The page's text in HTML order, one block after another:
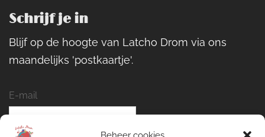
Schrijf je in
Blijf op de hoogte van Latcho Drom via ons
maandelijks 'postkaartje'.
E-mail